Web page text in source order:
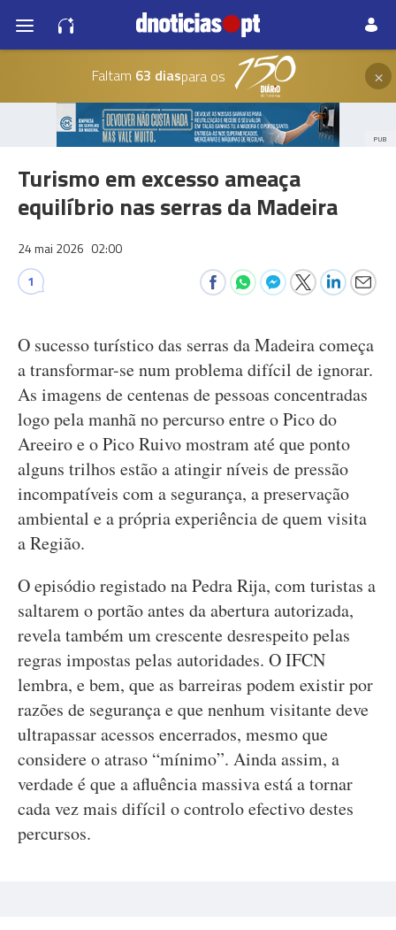
Faltam 63 diaspara os ×
PUB
Turismo em excesso ameaça
equilíbrio nas serras da Madeira
24 mai 2026 02:00
1
O sucesso turístico das serras da Madeira começa
a transformar-se num problema difícil de ignorar.
As imagens de centenas de pessoas concentradas
logo pela manhã no percurso entre o Pico do
Areeiro e o Pico Ruivo mostram até que ponto
alguns trilhos estão a atingir níveis de pressão
incompatíveis com a segurança, a preservação
ambiental e a própria experiência de quem visita
a Região.
O episódio registado na Pedra Rija, com turistas a
saltarem o portão antes da abertura autorizada,
revela também um crescente desrespeito pelas
regras impostas pelas autoridades. O IFCN
lembra, e bem, que as barreiras podem existir por
razões de segurança e que nenhum visitante deve
ultrapassar acessos encerrados, mesmo que
considere o atraso “mínimo”. Ainda assim, a
verdade é que a afluência massiva está a tornar
cada vez mais difícil o controlo efectivo destes
percursos.